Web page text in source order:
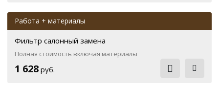
Работа + материалы
Фильтр салонный замена
Полная стоимость включая материалы
1 628 руб.